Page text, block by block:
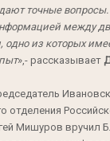
точные вопросы.
между
одно из которых
»,- рассказывает
отделения
Мишуров вручил